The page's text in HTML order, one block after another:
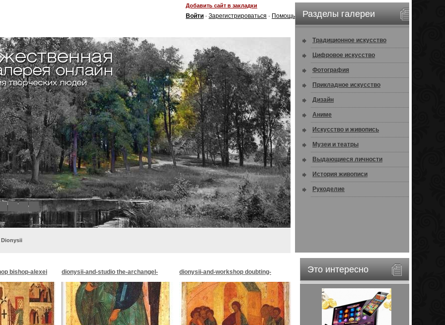
Добавить сайт в закладки
Войти · Зарегистрироваться · Помощь
8
Dionysii
Разделы галереи
Традиционное искусство
Цифровое искусство
Фотография
Прикладное искусство
Дизайн
Аниме
Искусство и живопись
Музеи и театры
Выдающиеся личности
История живописи
Рукоделие
Это интересно
bishop-alexei dionysii-and-studio the-archangel-
gabriel 1502. Dionysii
dionysii-and-workshop doubting-
thomas c1500. Dionysii